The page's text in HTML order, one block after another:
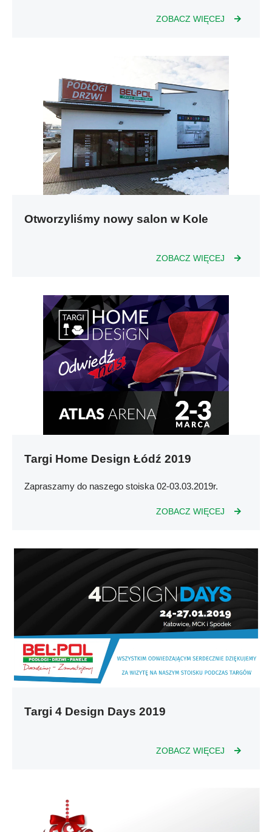
ZOBACZ WIĘCEJ
Otworzyliśmy nowy salon w Kole
ZOBACZ WIĘCEJ
Targi Home Design Łódź 2019
Zapraszamy do naszego stoiska 02-03.03.2019r.
ZOBACZ WIĘCEJ
Targi 4 Design Days 2019
ZOBACZ WIĘCEJ